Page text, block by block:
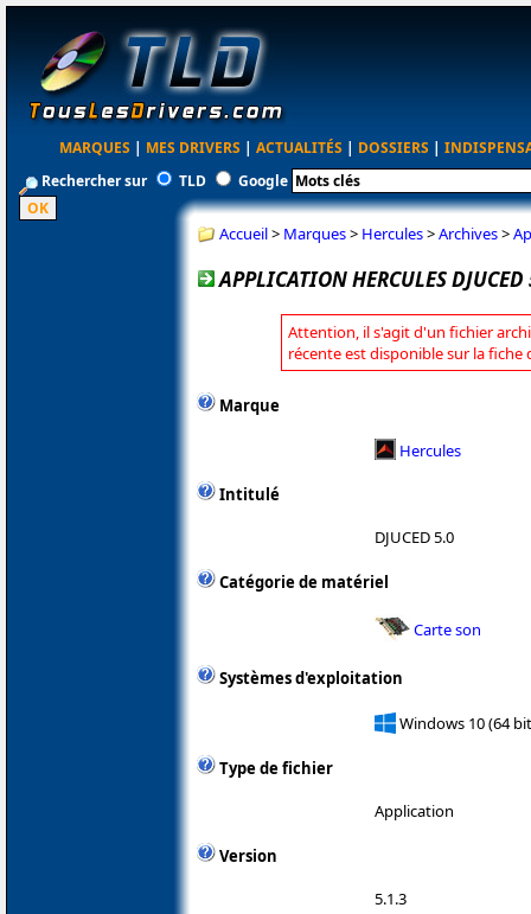
MARQUES | MES DRIVERS | ACTUALITÉS | DOSSIERS |
Rechercher sur
TLD Google
Accueil> Marques> Hercules>Archives>
APPLICATION HERCULES
Attention, il s'agit d'un fichier
récente est disponible sur la fiche
Marque
Hercules
Intitulé
DJUCED 5.0
Catégorie de matériel
Carte son
Systèmes d'exploitation
Windows 10 (64
Type de fichier
Application
Version
5.1.3